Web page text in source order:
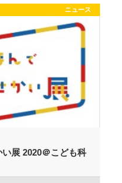
ニュース
展 2020＠こども科